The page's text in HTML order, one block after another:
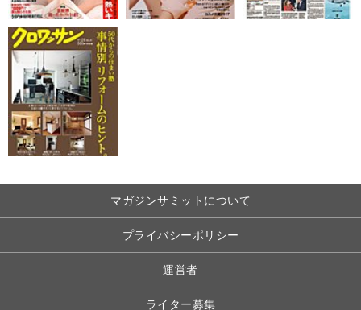
マガジンサミットについて
プライバシーポリシー
運営者
ライター募集